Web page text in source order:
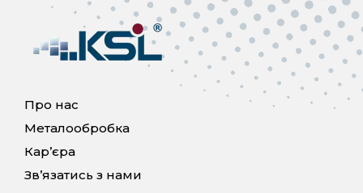
Про нас
Металообробка
Кар’єра
Зв’язатись з нами